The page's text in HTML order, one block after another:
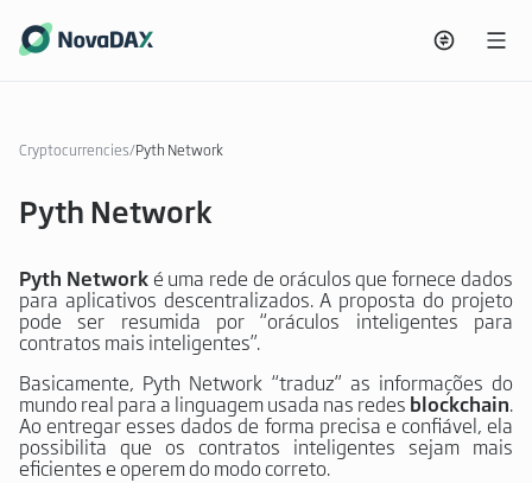
Cryptocurrencies/Pyth Network
Pyth Network
Pyth Networké uma rede de oráculos que fornece dados
para aplicativos descentralizados. A proposta do projeto
pode ser resumida por “oráculos inteligentes para
contratos mais inteligentes”.
Basicamente, Pyth Network “traduz” as informações do
mundo real para a linguagem usada nas redes blockchain.
Ao entregar esses dados de forma precisa e confiável, ela
possibilita que os contratos inteligentes sejam mais
eficientes e operem do modo correto.